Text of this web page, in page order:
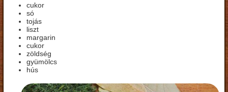
cukor
só
tojás
liszt
margarin
cukor
zöldség
gyümölcs
hús